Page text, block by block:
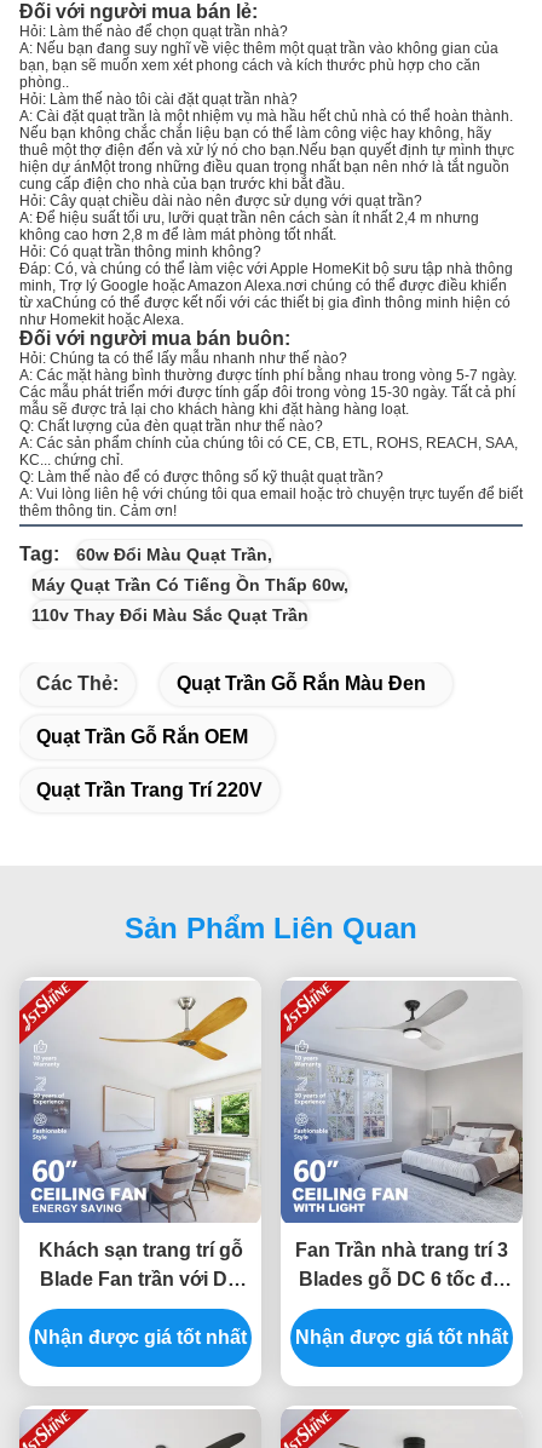
Đối với người mua bán lẻ:
Hỏi: Làm thế nào để chọn quạt trần nhà?
A: Nếu bạn đang suy nghĩ về việc thêm một quạt trần vào không gian của
bạn, bạn sẽ muốn xem xét phong cách và kích thước phù hợp cho căn
phòng..
Hỏi: Làm thế nào tôi cài đặt quạt trần nhà?
A: Cài đặt quạt trần là một nhiệm vụ mà hầu hết chủ nhà có thể hoàn thành.
Nếu bạn không chắc chắn liệu bạn có thể làm công việc hay không, hãy
thuê một thợ điện đến và xử lý nó cho bạn.Nếu bạn quyết định tự mình thực
hiện dự ánMột trong những điều quan trọng nhất bạn nên nhớ là tắt nguồn
cung cấp điện cho nhà của bạn trước khi bắt đầu.
Hỏi: Cây quạt chiều dài nào nên được sử dụng với quạt trần?
A: Để hiệu suất tối ưu, lưỡi quạt trần nên cách sàn ít nhất 2,4 m nhưng
không cao hơn 2,8 m để làm mát phòng tốt nhất.
Hỏi: Có quạt trần thông minh không?
Đáp: Có, và chúng có thể làm việc với Apple HomeKit bộ sưu tập nhà thông
minh, Trợ lý Google hoặc Amazon Alexa.nơi chúng có thể được điều khiển
từ xaChúng có thể được kết nối với các thiết bị gia đình thông minh hiện có
như Homekit hoặc Alexa.
Đối với người mua bán buôn:
Hỏi: Chúng ta có thể lấy mẫu nhanh như thế nào?
A: Các mặt hàng bình thường được tính phí bằng nhau trong vòng 5-7 ngày.
Các mẫu phát triển mới được tính gấp đôi trong vòng 15-30 ngày. Tất cả phí
mẫu sẽ được trả lại cho khách hàng khi đặt hàng hàng loạt.
Q: Chất lượng của đèn quạt trần như thế nào?
A: Các sản phẩm chính của chúng tôi có CE, CB, ETL, ROHS, REACH, SAA,
KC... chứng chỉ.
Q: Làm thế nào để có được thông số kỹ thuật quạt trần?
A: Vui lòng liên hệ với chúng tôi qua email hoặc trò chuyện trực tuyến để biết
thêm thông tin. Cảm ơn!
Tag: 60w Đổi Màu Quạt Trần,
Máy Quạt Trần Có Tiếng Ồn Thấp 60w,
110v Thay Đổi Màu Sắc Quạt Trần
Các Thẻ: Quạt Trần Gỗ Rắn Màu Đen
Quạt Trần Gỗ Rắn OEM
Quạt Trần Trang Trí 220V
Sản Phẩm Liên Quan
Khách sạn trang trí gỗ
Blade Fan trần với DC
Motor điều khiển từ xa
Nhận được giá tốt nhất
Fan Trần nhà trang trí 3
Blades gỗ DC 6 tốc độ
điều khiển từ xa Tiếng
ồn thấp
Nhận được giá tốt nhất